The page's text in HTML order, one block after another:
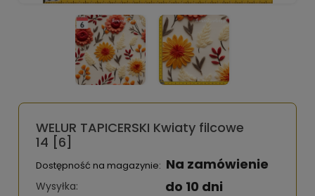
WELUR TAPICERSKI Kwiaty filcowe
14 [6]
Dostępność na magazynie: Na zamówienie
Wysyłka: do 10 dni